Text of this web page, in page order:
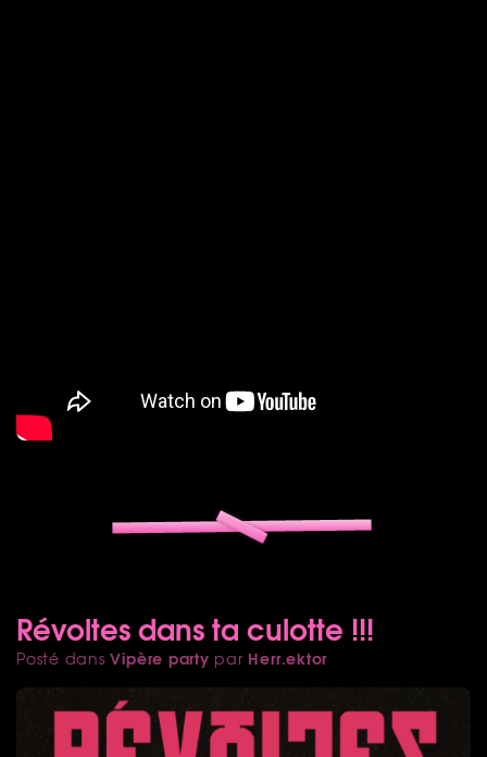
Révoltes dans ta culotte !!!
Posté dansVipère party par Herr.ektor